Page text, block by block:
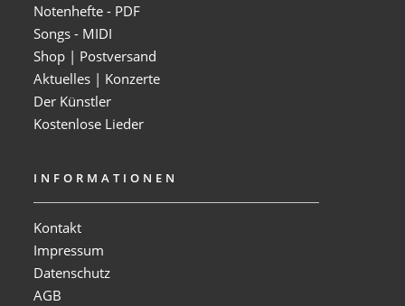
Notenhefte - PDF
Songs - MIDI
Shop | Postversand
Aktuelles | Konzerte
Der Künstler
Kostenlose Lieder
INFORMATIONEN
Kontakt
Impressum
Datenschutz
AGB